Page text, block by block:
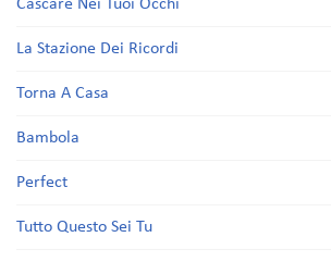
Cascare Nei Tuoi Occhi
La Stazione Dei Ricordi
Torna A Casa
Bambola
Perfect
Tutto Questo Sei Tu